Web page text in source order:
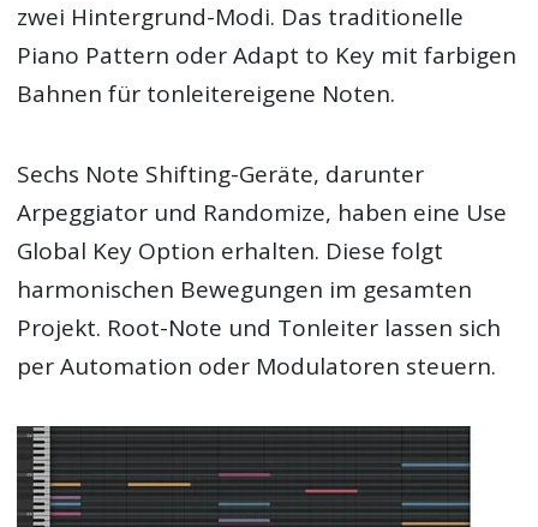
zwei Hintergrund-Modi. Das traditionelle
Piano Pattern oder Adapt to Key mit farbigen
Bahnen für tonleitereigene Noten.
Sechs Note Shifting-Geräte, darunter
Arpeggiator und Randomize, haben eine Use
Global Key Option erhalten. Diese folgt
harmonischen Bewegungen im gesamten
Projekt. Root-Note und Tonleiter lassen sich
per Automation oder Modulatoren steuern.